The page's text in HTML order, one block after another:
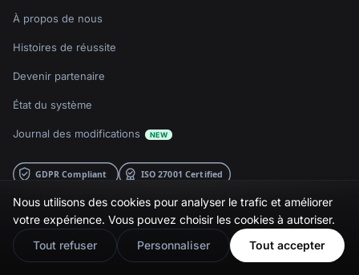
À propos de nous
Histoires de réussite
Devenir partenaire
État du système
Journal des modifications NEW
PLATEFORME
Logiciel UGC
TUTORIELS
Intégrer avis Google
Nous utilisons des cookies pour analyser le trafic et améliorer
votre expérience. Vous pouvez choisir les cookies à autoriser.
Tout refuser
Personnaliser Tout accepter
🇬🇧Would you prefer this site in English?
View in English